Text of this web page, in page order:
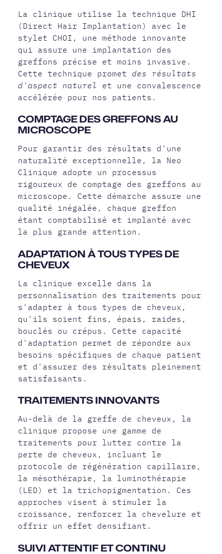
La clinique utilise la technique DHI
(Direct Hair Implantation) avec le
stylet CHOI, une méthode innovante
qui assure une implantation des
greffons précise et moins invasive.
Cette technique promet des résultats
d'aspect naturel
et une convalescence
accélérée pour nos patients.
COMPTAGE DES GREFFONS AU
MICROSCOPE
Pour garantir des résultats d'une
naturalité exceptionnelle, la Neo
Clinique adopte un processus
rigoureux de comptage des greffons au
microscope. Cette démarche assure une
qualité inégalée, chaque greffon
étant comptabilisé et implanté avec
la plus grande attention.
ADAPTATION À TOUS TYPES DE
CHEVEUX
La clinique excelle dans la
personnalisation des traitements pour
s'adapter à tous types de cheveux,
qu'ils soient fins, épais, raides,
bouclés ou crépus. Cette capacité
d'adaptation permet de répondre aux
besoins spécifiques de chaque patient
et d'assurer des résultats pleinement
satisfaisants.
TRAITEMENTS INNOVANTS
Au-delà de la greffe de cheveux, la
clinique propose une gamme de
traitements pour lutter contre la
perte de cheveux, incluant le
protocole de régénération capillaire,
la mésothérapie, la luminothérapie
(LED) et la trichopigmentation. Ces
approches visent à stimuler la
croissance, renforcer la chevelure et
offrir un effet densifiant.
SUIVI ATTENTIF ET CONTINU